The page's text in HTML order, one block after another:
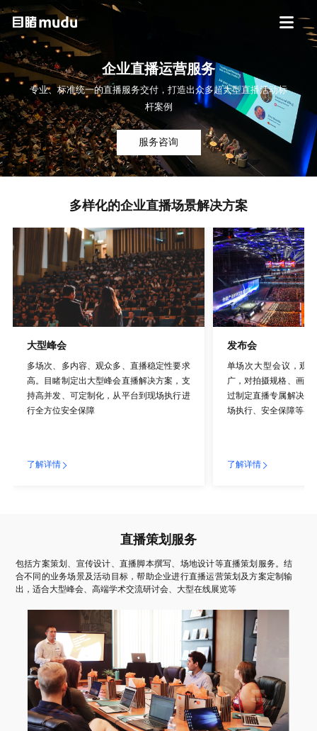
企业直播运营服务
专业、标准统一的直播服务交付，打造出众多超大型直播活动标
杆案例
服务咨询
多样化的企业直播场景解决方案
大型峰会
多场次、多内容、观众多、直播稳定性要求
高。目睹制定出大型峰会直播解决方案，支
持高并发、可定制化，从平台到现场执行进
行全方位安全保障
了解详情
发布会
单场次大型会议，观
广，对拍摄规格、画面
过制定直播专属解决方
场执行、安全保障等各
了解详情
直播策划服务
包括方案策划、宣传设计、直播脚本撰写、场地设计等直播策划服务。结
合不同的业务场景及活动目标，帮助企业进行直播运营策划及方案定制输
出，适合大型峰会、高端学术交流研讨会、大型在线展览等